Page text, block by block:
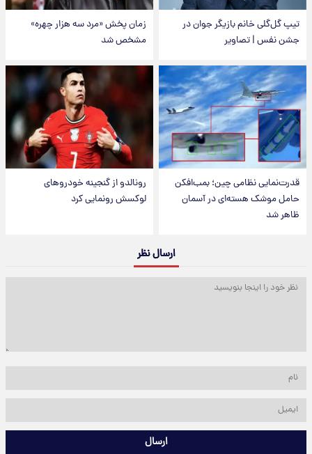
تیپ گل‌گلی خانم بازیگر جوان در
جشن نفس | تصاویر
زمان پخش «مرد سه هزار چهره»
مشخص شد
قدرت‌نمایی نظامی چین؛ بمب‌افکن
حامل موشک هسته‌ای در آسمان
ظاهر شد
رونالدو از گنجینه خودروهای
لوکسش رونمایی کرد
ارسال نظر
ارسال